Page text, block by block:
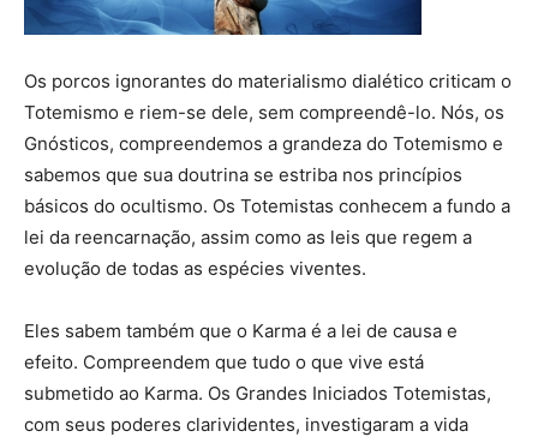
Os porcos ignorantes do materialismo dialético criticam o
Totemismo e riem-se dele, sem compreendê-lo. Nós, os
Gnósticos, compreendemos a grandeza do Totemismo e
sabemos que sua doutrina se estriba nos princípios
básicos do ocultismo. Os Totemistas conhecem a fundo a
lei da reencarnação, assim como as leis que regem a
evolução de todas as espécies viventes.
Eles sabem também que o Karma é a lei de causa e
efeito. Compreendem que tudo o que vive está
submetido ao Karma. Os Grandes Iniciados Totemistas,
com seus poderes clarividentes, investigaram a vida